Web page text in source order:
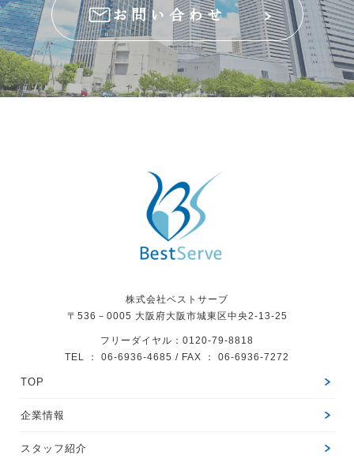
お問い合わせ
株式会社ベストサーブ
〒536－0005 大阪府大阪市城東区中央2-13-25
フリーダイヤル：0120-79-8818
TEL ： 06-6936-4685 / FAX ： 06-6936-7272
TOP
企業情報
スタッフ紹介